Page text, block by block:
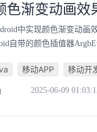
渐变动画效
中实现颜色渐变动画
自带的颜色插值器
移动APP 移动开
2025-06-09